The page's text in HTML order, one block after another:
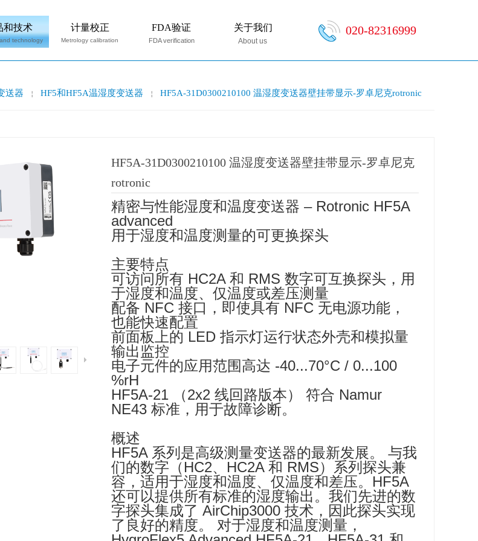
About us
020-82316999
technology Metrology calibration FDA verification
和技术 计量校正 FDA验证 关于我们
送器 ￤ HF5和HF5A温湿度变送器 ￤ HF5A-31D0300210100 温湿度变送器壁挂带显示-罗卓尼克rotronic
HF5A-31D0300210100 温湿度变送器壁挂带显示-罗卓尼克
rotronic
精密与性能湿度和温度变送器 – Rotronic HF5A
advanced
用于湿度和温度测量的可更换探头
主要特点
可访问所有 HC2A 和 RMS 数字可互换探头，用
于湿度和温度、仅温度或差压测量
配备 NFC 接口，即使具有 NFC 无电源功能，
也能快速配置
前面板上的 LED 指示灯运行状态外壳和模拟量
输出监控
电子元件的应用范围高达 -40...70°C / 0...100
%rH
HF5A-21 （2x2 线回路版本） 符合 Namur
NE43 标准，用于故障诊断。
概述
HF5A 系列是高级测量变送器的最新发展。 与我
们的数字（HC2、HC2A 和 RMS）系列探头兼
容，适用于湿度和温度、仅温度和差压。HF5A
还可以提供所有标准的湿度输出。我们先进的数
字探头集成了 AirChip3000 技术，因此探头实现
了良好的精度。 对于湿度和温度测量，